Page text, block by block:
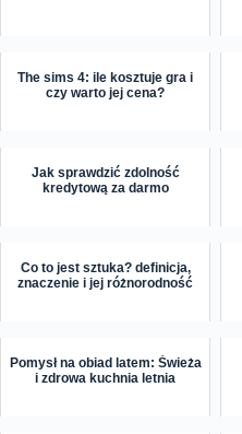
The sims 4: ile kosztuje gra i
czy warto jej cena?
Jak sprawdzić zdolność
kredytową za darmo
Co to jest sztuka? definicja,
znaczenie i jej różnorodność
Pomysł na obiad latem: Świeża
i zdrowa kuchnia letnia